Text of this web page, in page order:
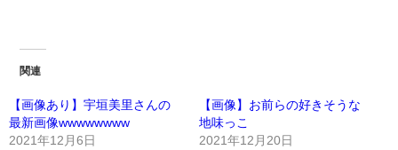
関連
【画像あり】宇垣美里さんの
最新画像wwwwwwww
2021年12月6日
【画像】お前らの好きそうな
地味っこ
2021年12月20日